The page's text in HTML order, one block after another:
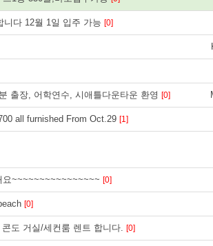
니다 12월 1일 입주 가능 [0]
출장, 어학연수, 시애틀다운타운 환영 [0]
all furnished From Oct.29 [1]
요~~~~~~~~~~~~~~~~ [0]
[0]
도 거실/세컨룸 렌트 합니다. [0]